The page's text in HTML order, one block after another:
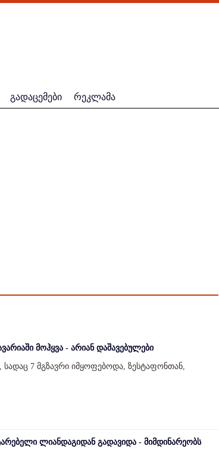
გადაცემები რეკლამა
მოჰყვა - არიან დაშავებულები
7 მგზავრი იმყოფებოდა, ზესტაფონთან,
ლიანდაგიდან გადავიდა - მიმდინარეობს